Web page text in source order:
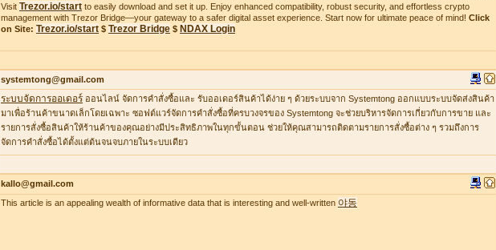
Visit Trezor.io/start to easily download and set it up. Enjoy enhanced compatibility, robust security, and effortless crypto
management with Trezor Bridge—your gateway to a safer digital asset experience. Start now for ultimate peace of mind! Click
on Site: Trezor.io/start $ Trezor Bridge $ NDAX Login
systemtong@gmail.com
ระบบจัดการออเดอร์ ออนไลน์ จัดการคำสั่งซื้อและ รับออเดอร์สินค้าได้ง่าย ๆ ด้วยระบบจาก Systemtong ออกแบบระบบจัดส่งสินค้า
มาเพื่อร้านค้าขนาดเล็กโดยเฉพาะ ซอฟต์แวร์จัดการคำสั่งซื้อที่ครบวงจรของ Systemtong จะช่วยบริหารจัดการเกี่ยวกับการขาย และ
รายการสั่งซื้อสินค้าให้ร้านค้าของคุณอย่างมีประสิทธิภาพในทุกขั้นตอน ช่วยให้คุณสามารถติดตามรายการสั่งซื้อต่าง ๆ รวมถึงการ
จัดการคำสั่งซื้อได้ตั้งแต่ต้นจนจบภายในระบบเดียว
kallo@gmail.com
This article is an appealing wealth of informative data that is interesting and well-written 야동